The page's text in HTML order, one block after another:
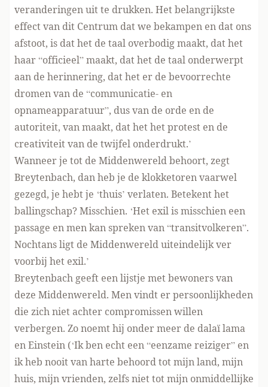
veranderingen uit te drukken. Het belangrijkste
effect van dit Centrum dat we bekampen en dat ons
afstoot, is dat het de taal overbodig maakt, dat het
haar “officieel” maakt, dat het de taal onderwerpt
aan de herinnering, dat het er de bevoorrechte
dromen van de “communicatie- en
opnameapparatuur”, dus van de orde en de
autoriteit, van maakt, dat het het protest en de
creativiteit van de twijfel onderdrukt.’
Wanneer je tot de Middenwereld behoort, zegt
Breytenbach, dan heb je de klokketoren vaarwel
gezegd, je hebt je ‘thuis’ verlaten. Betekent het
ballingschap? Misschien. ‘Het exil is misschien een
passage en men kan spreken van “transitvolkeren”.
Nochtans ligt de Middenwereld uiteindelijk ver
voorbij het exil.’
Breytenbach geeft een lijstje met bewoners van
deze Middenwereld. Men vindt er persoonlijkheden
die zich niet achter compromissen willen
verbergen. Zo noemt hij onder meer de dalaï lama
en Einstein (‘Ik ben echt een “eenzame reiziger” en
ik heb nooit van harte behoord tot mijn land, mijn
huis, mijn vrienden, zelfs niet tot mijn onmiddellijke